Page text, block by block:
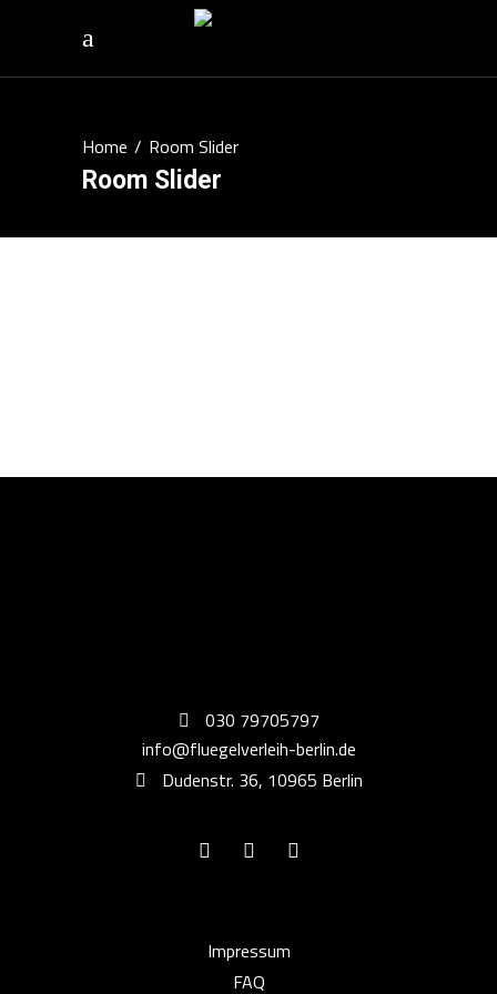
Home/Room Slider
Room Slider
030 79705797
info@fluegelverleih-berlin.de
Dudenstr. 36, 10965 Berlin
Impressum
FAQ